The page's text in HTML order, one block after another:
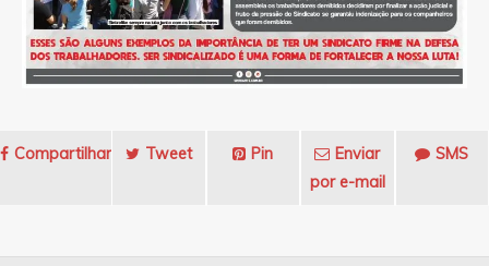
Compartilhar Tweet Pin
Enviar
por e-mail
SMS